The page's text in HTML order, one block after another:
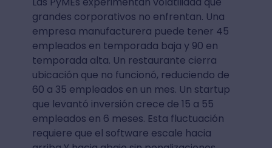
grandes corporativos no enfrentan. Una
empresa manufacturera puede tener 45
empleados en temporada baja y 90 en
temporada alta. Un restaurante cierra
ubicación que no funcionó, reduciendo de
60 a 35 empleados en un mes. Un startup
que levantó inversión crece de 15 a 55
empleados en 6 meses. Esta fluctuación
requiere que el software escale hacia